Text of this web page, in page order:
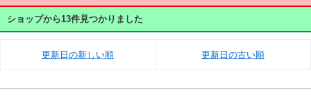
ショップから13件見つかりました
更新日の新しい順 更新日の古い順